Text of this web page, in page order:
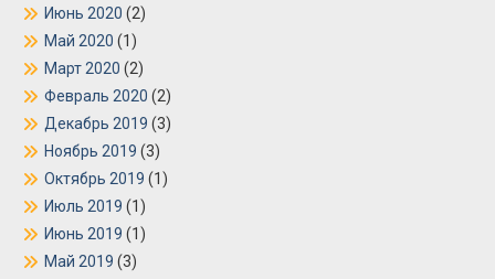
Июнь 2020 (2)
Май 2020 (1)
Март 2020 (2)
Февраль 2020 (2)
Декабрь 2019 (3)
Ноябрь 2019 (3)
Октябрь 2019 (1)
Июль 2019 (1)
Июнь 2019 (1)
Май 2019 (3)